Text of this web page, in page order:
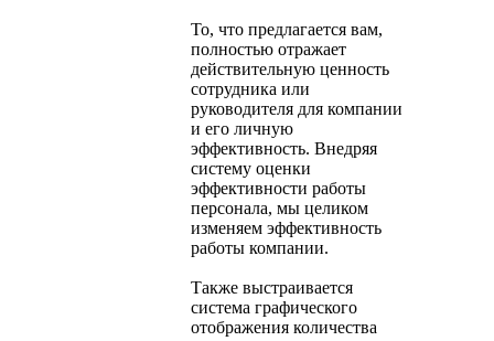
То, что предлагается вам,
полностью отражает
действительную ценность
сотрудника или
руководителя для компании
и его личную
эффективность. Внедряя
систему оценки
эффективности работы
персонала, мы целиком
изменяем эффективность
работы компании.
Также выстраивается
система графического
отображения количества